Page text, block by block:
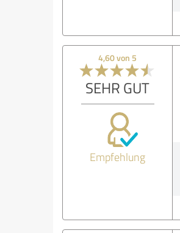
4,60 von 5
SEHR GUT
Empfehlung